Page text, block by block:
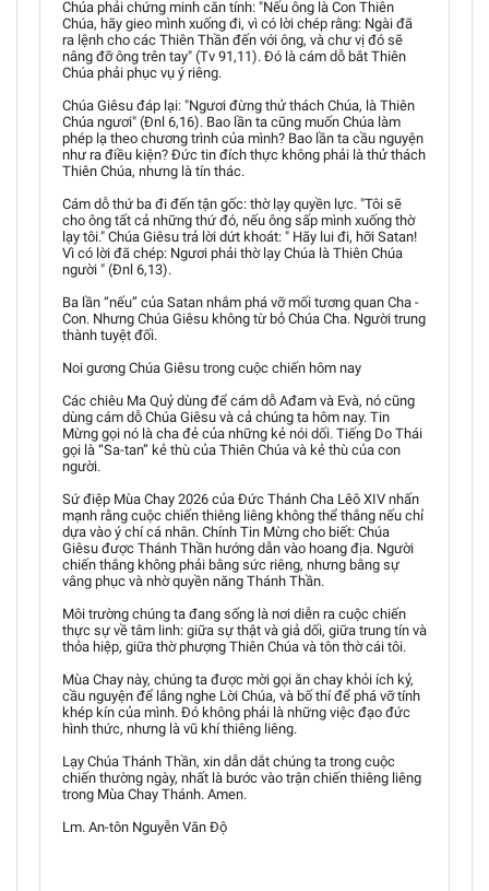
Chúa phải chứng minh căn tính: "Nếu ông là Con Thiên
Chúa, hãy gieo mình xuống đi, vì có lời chép rằng: Ngài đã
ra lệnh cho các Thiên Thần đến với ông, và chư vị đó sẽ
nâng đỡ ông trên tay" (Tv 91,11). Đó là cám dỗ bắt Thiên
Chúa phải phục vụ ý riêng.
Chúa Giêsu đáp lại: "Ngươi đừng thử thách Chúa, là Thiên
Chúa ngươi" (Đnl 6,16). Bao lần ta cũng muốn Chúa làm
phép lạ theo chương trình của mình? Bao lần ta cầu nguyện
như ra điều kiện? Đức tin đích thực không phải là thử thách
Thiên Chúa, nhưng là tín thác.
Cám dỗ thứ ba đi đến tận gốc: thờ lạy quyền lực. "Tôi sẽ
cho ông tất cả những thứ đó, nếu ông sấp mình xuống thờ
lạy tôi." Chúa Giêsu trả lời dứt khoát: " Hãy lui đi, hỡi Satan!
Vì có lời đã chép: Ngươi phải thờ lạy Chúa là Thiên Chúa
người " (Đnl 6,13).
Ba lần “nếu” của Satan nhắm phá vỡ mối tương quan Cha -
Con. Nhưng Chúa Giêsu không từ bỏ Chúa Cha. Người trung
thành tuyệt đối.
Noi gương Chúa Giêsu trong cuộc chiến hôm nay
Các chiêu Ma Quỷ dùng để cám dỗ Ađam và Evà, nó cũng
dùng cám dỗ Chúa Giêsu và cả chúng ta hôm nay. Tin
Mừng gọi nó là cha đẻ của những kẻ nói dối. Tiếng Do Thái
gọi là “Sa-tan” kẻ thù của Thiên Chúa và kẻ thù của con
người.
Sứ điệp Mùa Chay 2026 của Đức Thánh Cha Lêô XIV nhấn
mạnh rằng cuộc chiến thiêng liêng không thể thắng nếu chỉ
dựa vào ý chí cá nhân. Chính Tin Mừng cho biết: Chúa
Giêsu được Thánh Thần hướng dẫn vào hoang địa. Người
chiến thắng không phải bằng sức riêng, nhưng bằng sự
vâng phục và nhờ quyền năng Thánh Thần.
Môi trường chúng ta đang sống là nơi diễn ra cuộc chiến
thực sự về tâm linh: giữa sự thật và giả dối, giữa trung tín và
thỏa hiệp, giữa thờ phượng Thiên Chúa và tôn thờ cái tôi.
Mùa Chay này, chúng ta được mời gọi ăn chay khỏi ích kỷ,
cầu nguyện để lắng nghe Lời Chúa, và bố thí để phá vỡ tính
khép kín của mình. Đó không phải là những việc đạo đức
hình thức, nhưng là vũ khí thiêng liêng.
Lạy Chúa Thánh Thần, xin dẫn dắt chúng ta trong cuộc
chiến thường ngày, nhất là bước vào trận chiến thiêng liêng
trong Mùa Chay Thánh. Amen.
Lm. An-tôn Nguyễn Văn Độ